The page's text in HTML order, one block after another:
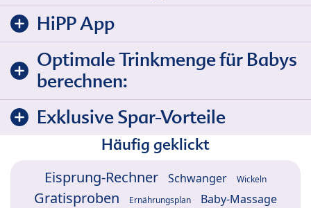
HiPP App
Optimale Trinkmenge für Babys
berechnen:
Exklusive Spar-Vorteile
Häufig geklickt
Eisprung-Rechner Schwanger Wickeln
Gratisproben Ernährungsplan Baby-Massage